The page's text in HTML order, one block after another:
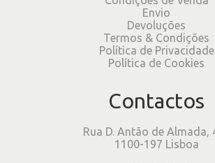
Envio
Devoluções
Termos & Condições
Política de Privacidade
Política de Cookies
Contactos
Rua D. Antão de Almada,
1100-197 Lisboa